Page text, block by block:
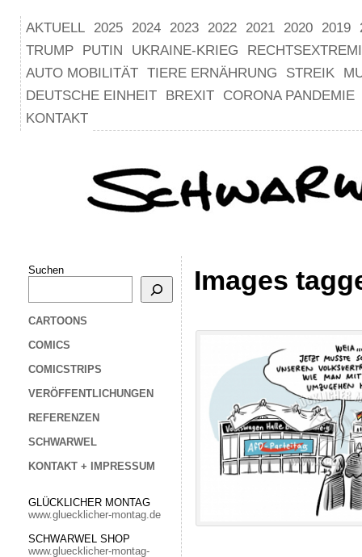
AKTUELL 2025 2024 2023 2022 2021 2020 2019
TRUMP
PUTIN UKRAINE-KRIEG
AUTO MOBILITÄT TIERE ERNÄHRUNG STREIK
DEUTSCHE EINHEIT
BREXIT
CORONA PANDEMIE
KONTAKT
Suchen
CARTOONS
COMICS
COMICSTRIPS
VERÖFFENTLICHUNGEN
REFERENZEN
SCHWARWEL
KONTAKT + IMPRESSUM
GLÜCKLICHER MONTAG
www.gluecklicher-montag.de
SCHWARWEL SHOP
www.gluecklicher-montag-
Images